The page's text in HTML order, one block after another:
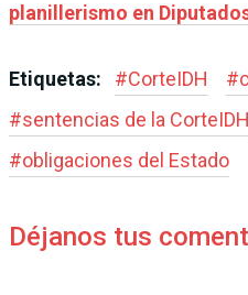
planillerismo en
Etiquetas: #CorteIDH #
#sentencias de la CorteIDH
#obligaciones del Estado
Déjanos tus